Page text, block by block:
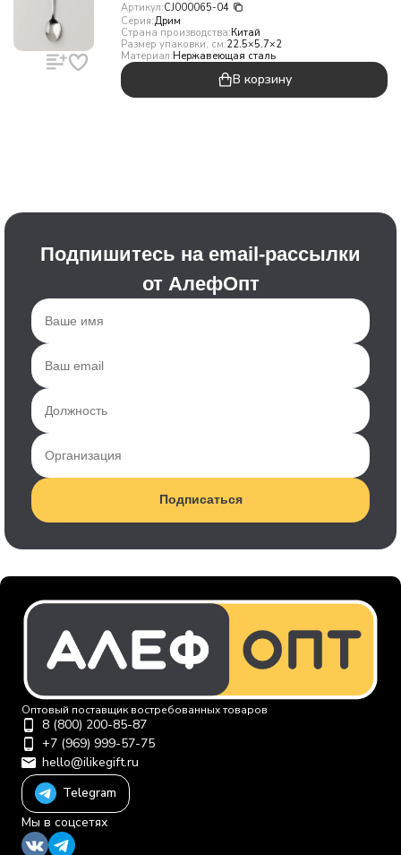
Артикул:CJ000065-04
Серия:Дрим
Страна производства:Китай
Размер упаковки, см:22.5×5.7×2
Материал:Нержавеющая сталь
В корзину
Подпишитесь на email-рассылки
от АлефОпт
Подписаться
Оптовый поставщик востребованных товаров
8 (800) 200-85-87
+7 (969) 999-57-75
hello@ilikegift.ru
Telegram
Мы в соцсетях